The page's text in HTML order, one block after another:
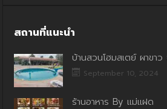
สถานที่แนะนำ
บ้านสวนโฮมสเตย์ ผาขา
September 10, 2024
ร้านอาหาร By แม่แฝด